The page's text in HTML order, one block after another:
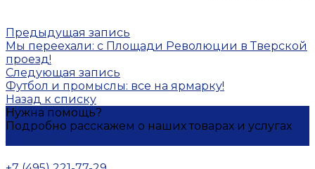
Предыдущая запись
Мы переехали: с Площади Революции в Тверской
проезд!
Следующая запись
Футбол и промыслы: все на ярмарку!
Назад к списку
Нужна помощь?
Подробно расскажем о наших товарах и услугах